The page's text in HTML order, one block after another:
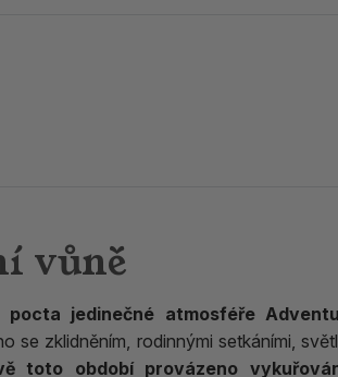
vůně
pocta jedinečné atmosféře
se zklidněním, rodinnými setkáními,
toto období provázeno